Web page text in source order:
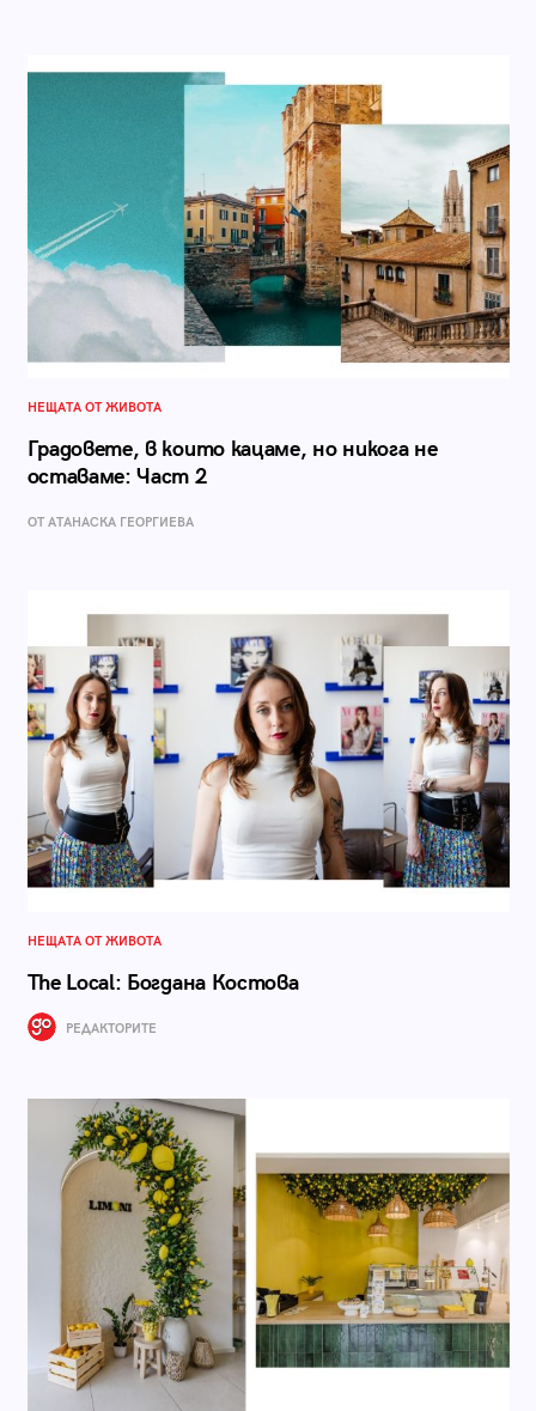
НЕЩАТА ОТ ЖИВОТА
Градовете, в които кацаме, но никога не
оставаме: Част 2
ОТ АТАНАСКА ГЕОРГИЕВА
НЕЩАТА ОТ ЖИВОТА
The Local: Богдана Костова
РЕДАКТОРИТЕ